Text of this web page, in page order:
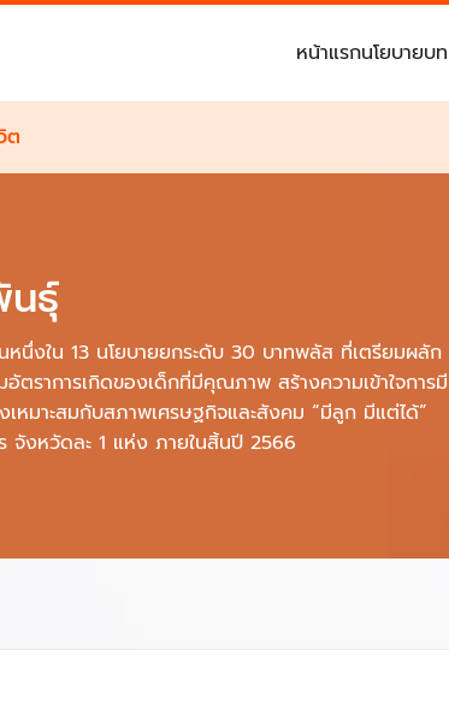
หน้าแรกนโยบายบ
ต
นธุ์
หนึ่งใน 13 นโยบายยกระดับ 30 บาทพลัส ที่เตรียมผลัก
ตราการเกิดของเด็กที่มีคุณภาพ สร้างความเข้าใจการมี
หมาะสมกับสภาพเศรษฐกิจและสังคม “มีลูก มีแต่ได้”
จังหวัดละ 1 แห่ง ภายในสิ้นปี 2566